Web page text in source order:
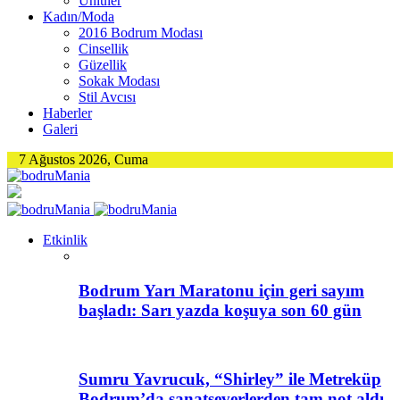
Kadın/Moda
2016 Bodrum Modası
Cinsellik
Güzellik
Sokak Modası
Stil Avcısı
Haberler
Galeri
7 Ağustos 2026, Cuma
Etkinlik
Bodrum Yarı Maratonu için geri sayım
başladı: Sarı yazda koşuya son 60 gün
Sumru Yavrucuk, “Shirley” ile Metreküp